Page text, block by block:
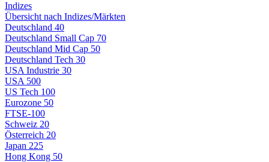
Indizes
Übersicht nach Indizes/Märkten
Deutschland 40
Deutschland Small Cap 70
Deutschland Mid Cap 50
Deutschland Tech 30
USA Industrie 30
USA 500
US Tech 100
Eurozone 50
FTSE-100
Schweiz 20
Österreich 20
Japan 225
Hong Kong 50